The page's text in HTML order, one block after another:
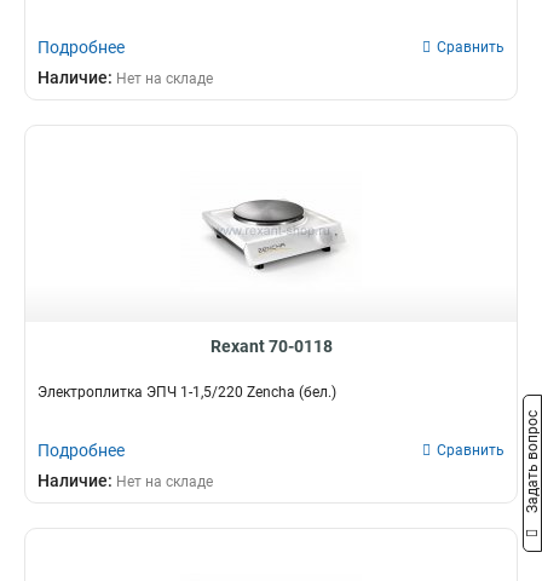
Подробнее Сравнить
Наличие: Нет на складе
Rexant 70-0118
Электроплитка ЭПЧ 1-1,5/220 Zencha (бел.)
Подробнее Сравнить
Наличие: Нет на складе Задать вопрос